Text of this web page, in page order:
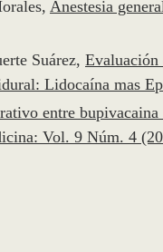
Anestesia
Suárez, Evaluación
Lidocaína mas
entre
Vol. 9 Núm. 4